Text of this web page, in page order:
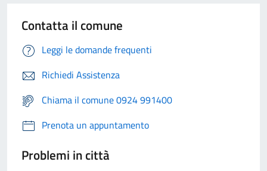
Contatta il comune
Leggi le domande frequenti
Richiedi Assistenza
Chiama il comune 0924 991400
Prenota un appuntamento
Problemi in città